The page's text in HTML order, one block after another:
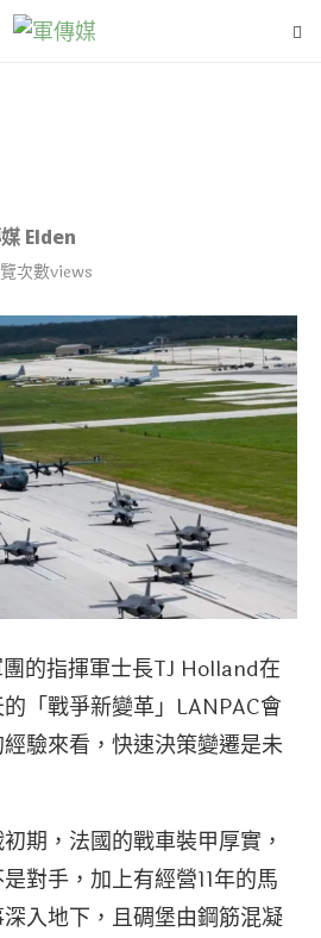
Elden
次數views
的指揮軍士長TJ Holland在
「戰爭新變革」LANPAC會
驗來看，快速決策變遷是未
期，法國的戰車裝甲厚實，
對手，加上有經營11年的馬
入地下，且碉堡由鋼筋混凝